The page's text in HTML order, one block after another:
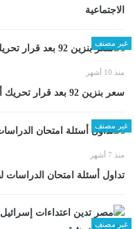
الاجتماعية
غير مصنف
منذ 10 أشهر
سعر بنزين 92 بعد قرار تحريك أسعار المنتجات البترولية
غير مصنف
منذ 7 أشهر
تداول أسئلة امتحان الدراسات
غير مصنف